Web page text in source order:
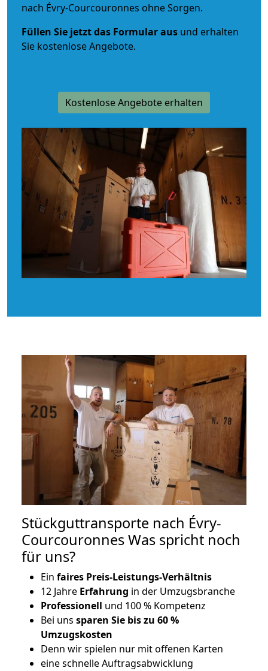
nach Évry-Courcouronnes ohne Sorgen.
Füllen Sie jetzt das Formular aus und erhalten
Sie kostenlose Angebote.
Kostenlose Angebote erhalten
Stückguttransporte nach Évry-
Courcouronnes Was spricht noch
für uns?
Ein faires Preis-Leistungs-Verhältnis
12 Jahre Erfahrung in der Umzugsbranche
Professionell und 100 % Kompetenz
Bei uns sparen Sie bis zu 60 %
Umzugskosten
Denn wir spielen nur mit offenen Karten
eine schnelle Auftragsabwicklung